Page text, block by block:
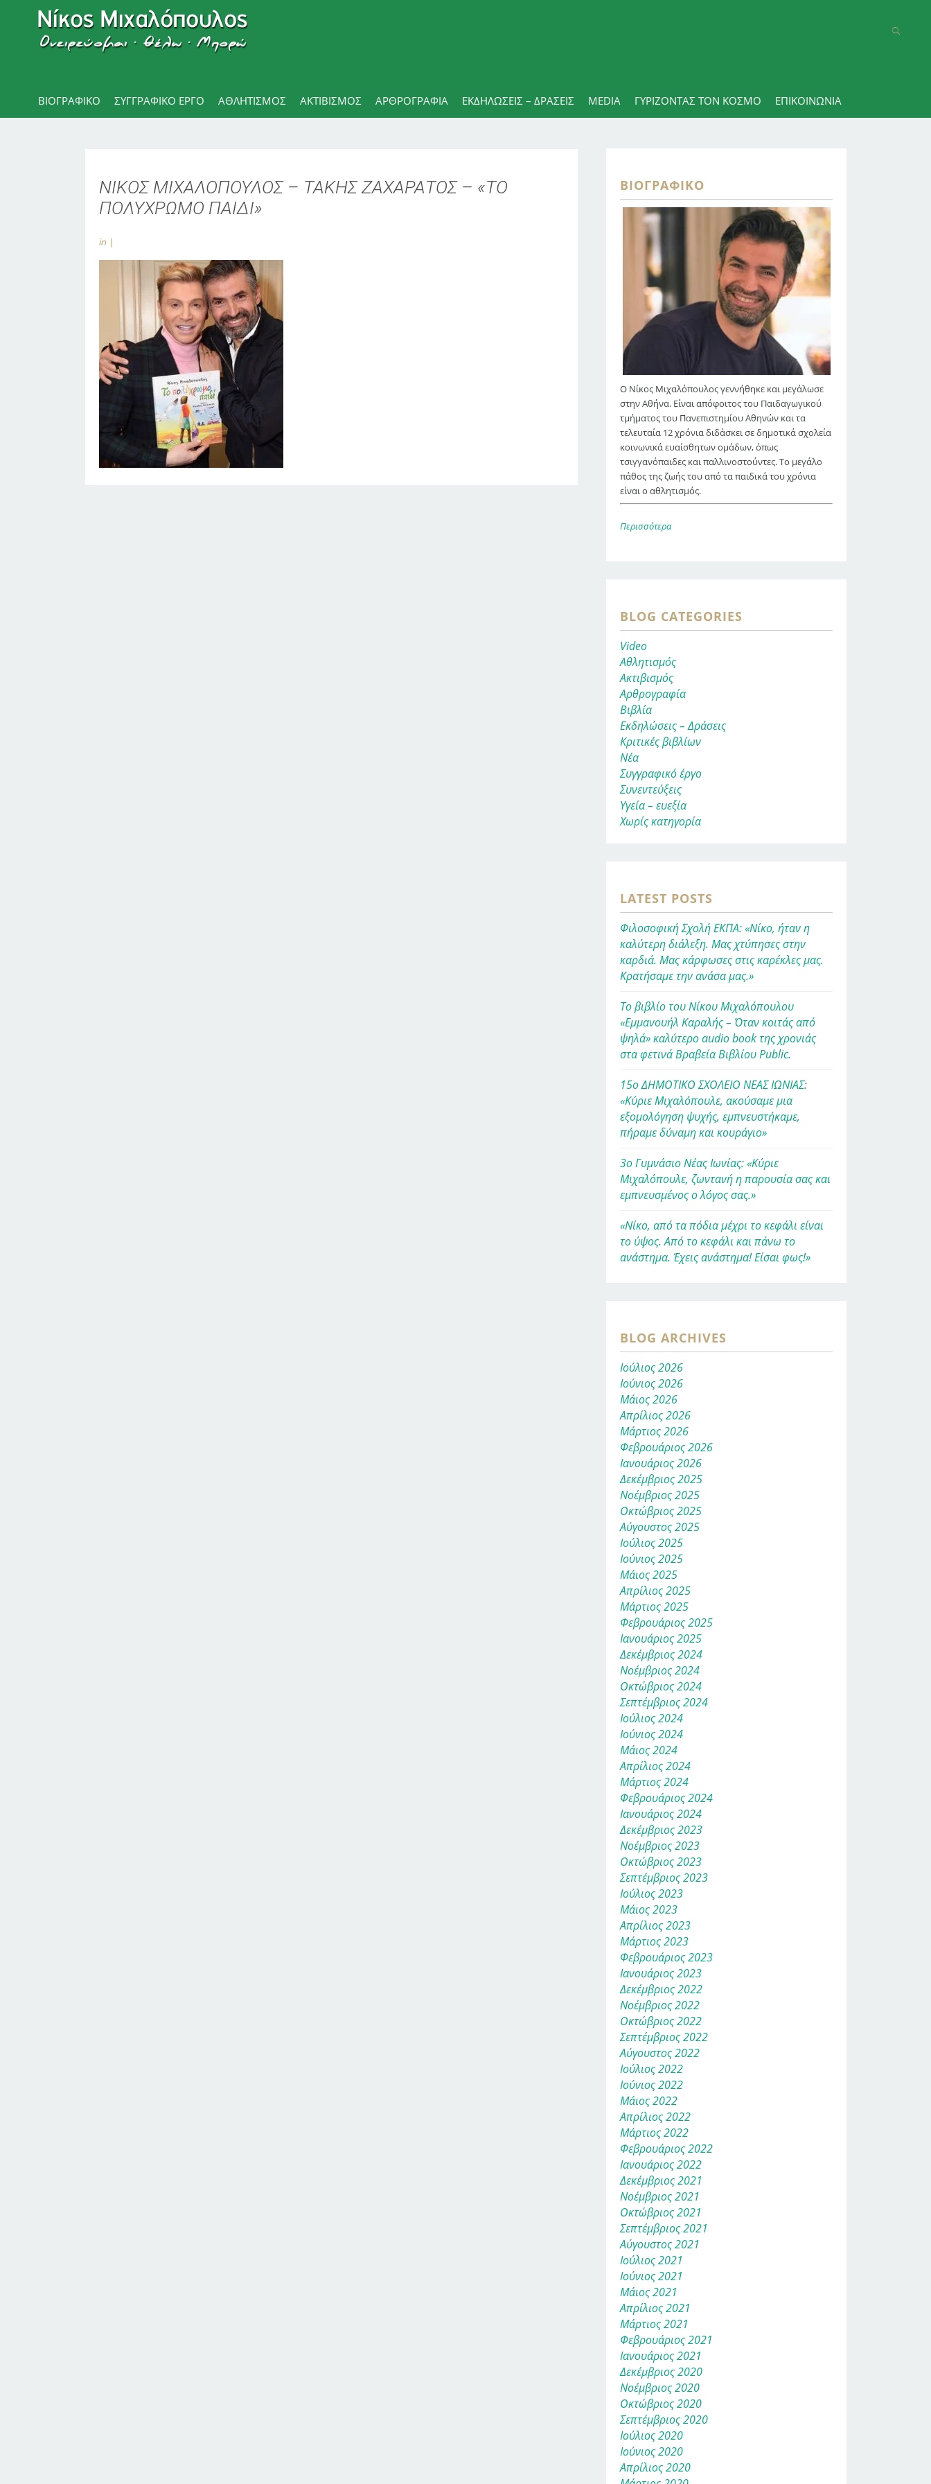
ΒΙΟΓΡΑΦΙΚΌ ΣΥΓΓΡΑΦΙΚΟ ΕΡΓΟ ΑΘΛΗΤΙΣΜΌΣ ΑΚΤΙΒΙΣΜΟΣ ΑΡΘΡΟΓΡΑΦΊΑ ΕΚΔΗΛΏΣΕΙΣ – ΔΡΆΣΕΙΣ MEDIA ΓΥΡΊΖΟΝΤΑΣ ΤΟΝ ΚΌΣΜΟ ΕΠΙΚΟΙΝΩΝΊΑ
ΝΙΚΟΣ ΜΙΧΑΛΟΠΟΥΛΟΣ – ΤΑΚΗΣ ΖΑΧΑΡΑΤΟΣ – «ΤΟ
ΠΟΛΥΧΡΩΜΟ ΠΑΙΔΙ»
in
ΒΙΟΓΡΑΦΙΚΌ
Ο Νίκος Μιχαλόπουλος γεννήθηκε και μεγάλωσε
στην Αθήνα. Είναι απόφοιτος του Παιδαγωγικού
τμήματος του Πανεπιστημίου Αθηνών και τα
τελευταία 12 χρόνια διδάσκει σε δημοτικά σχολεία
κοινωνικά ευαίσθητων ομάδων, όπως
τσιγγανόπαιδες και παλλινοστούντες. Το μεγάλο
πάθος της ζωής του από τα παιδικά του χρόνια
είναι ο αθλητισμός.
Περισσότερα
BLOG CATEGORIES
Video
Αθλητισμός
Ακτιβισμός
Αρθρογραφία
Βιβλία
Εκδηλώσεις – Δράσεις
Κριτικές βιβλίων
Νέα
Συγγραφικό έργο
Συνεντεύξεις
Υγεία – ευεξία
Χωρίς κατηγορία
LATEST POSTS
Φιλοσοφική Σχολή ΕΚΠΑ: «Νίκο, ήταν η
καλύτερη διάλεξη. Μας χτύπησες στην
καρδιά. Μας κάρφωσες στις καρέκλες μας.
Κρατήσαμε την ανάσα μας.»
Το βιβλίο του Νίκου Μιχαλόπουλου
«Εμμανουήλ Καραλής – Όταν κοιτάς από
ψηλά» καλύτερο audio book της χρονιάς
στα φετινά Βραβεία Βιβλίου Public.
15ο ΔΗΜΟΤΙΚΟ ΣΧΟΛΕΙΟ ΝΕΑΣ ΙΩΝΙΑΣ:
«Κύριε Μιχαλόπουλε, ακούσαμε μια
εξομολόγηση ψυχής, εμπνευστήκαμε,
πήραμε δύναμη και κουράγιο»
3ο Γυμνάσιο Νέας Ιωνίας: «Κύριε
Μιχαλόπουλε, ζωντανή η παρουσία σας και
εμπνευσμένος ο λόγος σας.»
«Νίκο, από τα πόδια μέχρι το κεφάλι είναι
το ύψος. Από το κεφάλι και πάνω το
ανάστημα. Έχεις ανάστημα! Είσαι φως!»
BLOG ARCHIVES
Ιούλιος 2026
Ιούνιος 2026
Μάιος 2026
Απρίλιος 2026
Μάρτιος 2026
Φεβρουάριος 2026
Ιανουάριος 2026
Δεκέμβριος 2025
Νοέμβριος 2025
Οκτώβριος 2025
Αύγουστος 2025
Ιούλιος 2025
Ιούνιος 2025
Μάιος 2025
Απρίλιος 2025
Μάρτιος 2025
Φεβρουάριος 2025
Ιανουάριος 2025
Δεκέμβριος 2024
Νοέμβριος 2024
Οκτώβριος 2024
Σεπτέμβριος 2024
Ιούλιος 2024
Ιούνιος 2024
Μάιος 2024
Απρίλιος 2024
Μάρτιος 2024
Φεβρουάριος 2024
Ιανουάριος 2024
Δεκέμβριος 2023
Νοέμβριος 2023
Οκτώβριος 2023
Σεπτέμβριος 2023
Ιούλιος 2023
Μάιος 2023
Απρίλιος 2023
Μάρτιος 2023
Φεβρουάριος 2023
Ιανουάριος 2023
Δεκέμβριος 2022
Νοέμβριος 2022
Οκτώβριος 2022
Σεπτέμβριος 2022
Αύγουστος 2022
Ιούλιος 2022
Ιούνιος 2022
Μάιος 2022
Απρίλιος 2022
Μάρτιος 2022
Φεβρουάριος 2022
Ιανουάριος 2022
Δεκέμβριος 2021
Νοέμβριος 2021
Οκτώβριος 2021
Σεπτέμβριος 2021
Αύγουστος 2021
Ιούλιος 2021
Ιούνιος 2021
Μάιος 2021
Απρίλιος 2021
Μάρτιος 2021
Φεβρουάριος 2021
Ιανουάριος 2021
Δεκέμβριος 2020
Νοέμβριος 2020
Οκτώβριος 2020
Σεπτέμβριος 2020
Ιούλιος 2020
Ιούνιος 2020
Απρίλιος 2020